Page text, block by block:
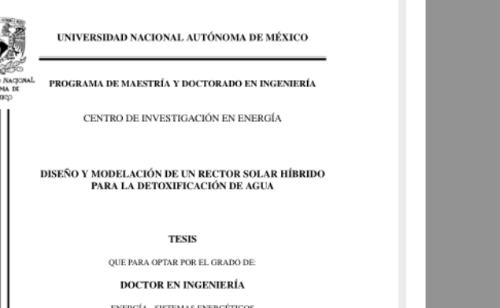
Todo
registros.
acciones:
y realizar la búsqueda nuevamente (ir a la pagina de inicio).
caducado, realizar nuevamente la selección de facetas (